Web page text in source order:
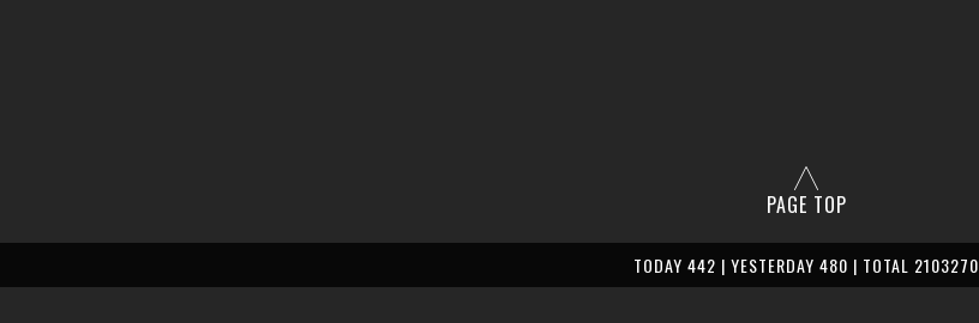
PAGE TOP
TODAY 442 | YESTERDAY 480 | TOTAL 2103270